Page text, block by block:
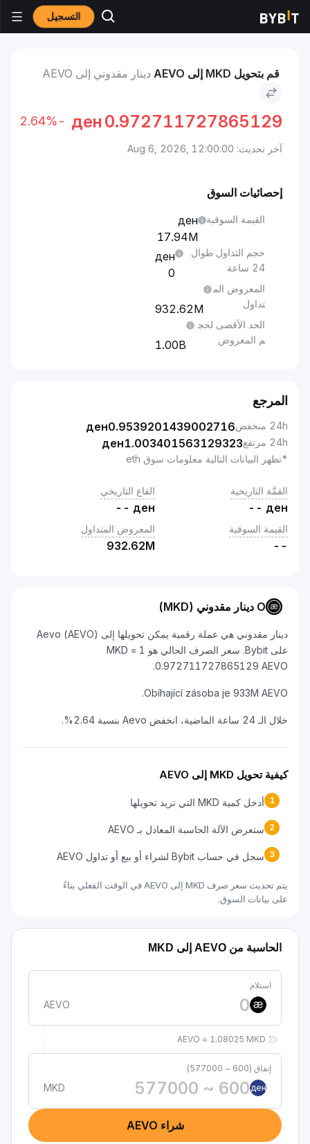
التسجيل
الأسواق
قم بتحويل MKD إلى AEVO دينار مقدوني إلى AEVO
ден 0.972711727865129
-2.64%
آخر تحديث: Aug 6, 2026, 12:00:00
إحصائيات السوق
القيمة السوقية
17.94M
حجم التداول طوال
24 ساعة
0
المعروض الم
تداول
932.62M
الحد الأقصى لحج
م المعروض
1.00B
المرجع
24h منخفض ден0.9539201439002716
24h مرتفع ден1.003401563129323
*تظهر البيانات التالية معلومات سوق eth
القمَّة التاريخية
ден
--
القاع التاريخي
ден
--
القيمة السوقية
--
المعروض المتداول
932.62M
O دينار مقدوني (MKD)
دينار مقدوني هي عملة رقمية يمكن تحويلها إلى Aevo (AEVO)
على Bybit. سعر الصرف الحالي هو 1 MKD =
0.972711727865129 AEVO.
Obíhající zásoba je 933M AEVO.
خلال الـ 24 ساعة الماضية، انخفض Aevo بنسبة 2.64%.
كيفية تحويل MKD إلى AEVO
1 أدخل كمية MKD التي تريد تحويلها
2 ستعرض الآلة الحاسبة المعادل بـ AEVO
3 سجل في حساب Bybit لشراء أو بيع أو تداول AEVO
يتم تحديث سعر صرف MKD إلى AEVO في الوقت الفعلي بناءً
على بيانات السوق.
الحاسبة من AEVO إلى MKD
استلام
AEVO
1 AEVO ≈ 1.08025 MKD
إنفاق (600 ~ 577000)
ден
MKD
شراء AEVO